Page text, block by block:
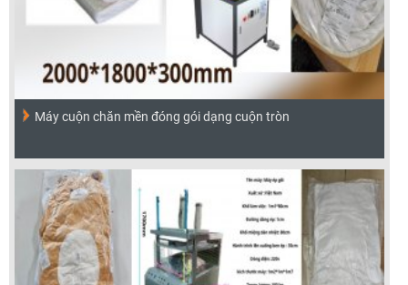
Máy cuộn chăn mền đóng gói dạng cuộn tròn